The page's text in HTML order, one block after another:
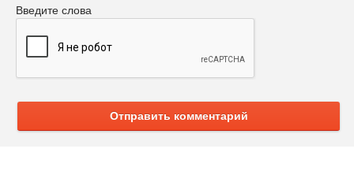
Введите слова
Отправить комментарий